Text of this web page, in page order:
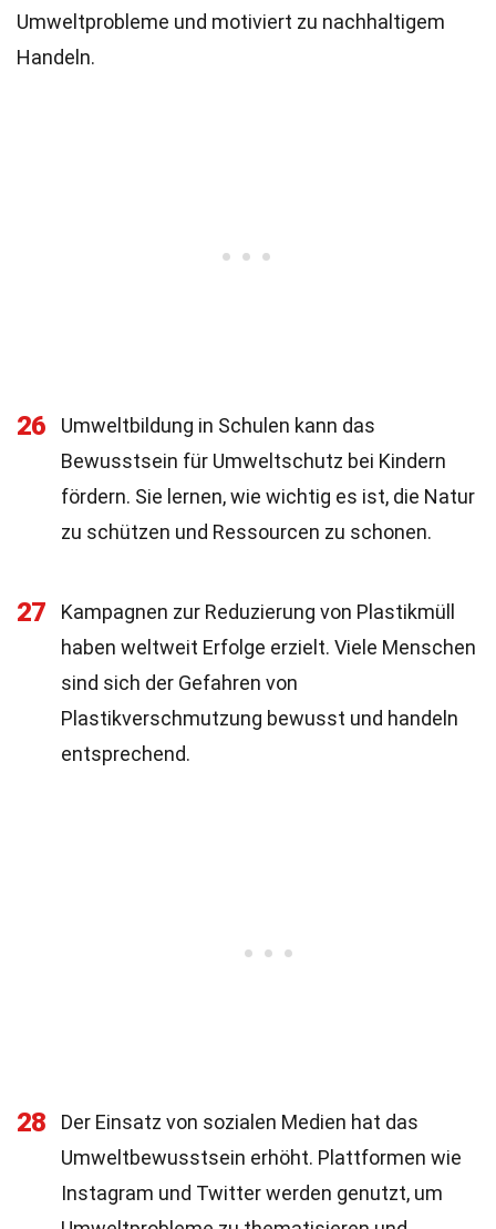
Umweltprobleme und motiviert zu nachhaltigem
Handeln.
26
Umweltbildung in Schulen kann das
Bewusstsein für Umweltschutz bei Kindern
fördern. Sie lernen, wie wichtig es ist, die Natur
zu schützen und Ressourcen zu schonen.
27
Kampagnen zur Reduzierung von Plastikmüll
haben weltweit Erfolge erzielt. Viele Menschen
sind sich der Gefahren von
Plastikverschmutzung bewusst und handeln
entsprechend.
28
Der Einsatz von sozialen Medien hat das
Umweltbewusstsein erhöht. Plattformen wie
Instagram und Twitter werden genutzt, um